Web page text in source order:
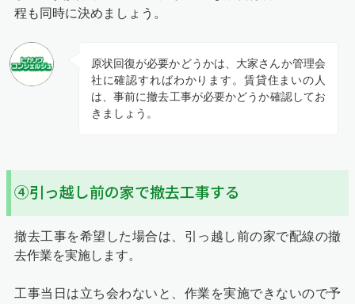
程も同時に決めましょう。
原状回復が必要かどうかは、大家さんか管理会
社に確認すればわかります。賃貸住まいの人
は、事前に撤去工事が必要かどうか確認してお
きましょう。
④引っ越し前の家で撤去工事する
撤去工事を希望した場合は、引っ越し前の家で配線の撤
去作業を実施します。
工事当日は立ち会わないと、作業を実施できないので予